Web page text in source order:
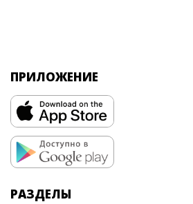
ПРИЛОЖЕНИЕ
РАЗДЕЛЫ